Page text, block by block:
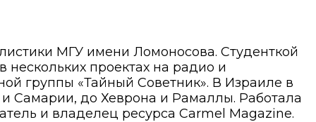
МГУ имени Ломоносова. Студенткой
нескольких проектах на радио и
группы «Тайный Советник». В Израиле в
и Самарии, до Хеврона и Рамаллы. Работала
и владелец ресурса Carmel Magazine.